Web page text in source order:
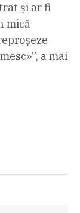
și ar fi
mică
a mai